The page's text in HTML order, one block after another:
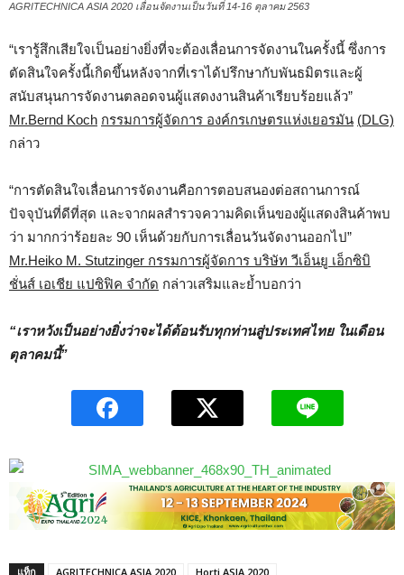
AGRITECHNICA ASIA 2020 เลื่อนจัดงานเป็นวันที่ 14-16 ตุลาคม 2563
“เรารู้สึกเสียใจเป็นอย่างยิ่งที่จะต้องเลื่อนการจัดงานในครั้งนี้ ซึ่งการ
ตัดสินใจครั้งนี้เกิดขึ้นหลังจากที่เราได้ปรึกษากับพันธมิตรและผู้
สนับสนุนการจัดงานตลอดจนผู้แสดงงานสินค้าเรียบร้อยแล้ว”
Mr.Bernd Koch กรรมการผู้จัดการ องค์กรเกษตรแห่งเยอรมัน (DLG)
กล่าว
“การตัดสินใจเลื่อนการจัดงานคือการตอบสนองต่อสถานการณ์
ปัจจุบันที่ดีที่สุด และจากผลสำรวจความคิดเห็นของผู้แสดงสินค้าพบ
ว่า มากกว่าร้อยละ 90 เห็นด้วยกับการเลื่อนวันจัดงานออกไป”
Mr.Heiko M. Stutzinger กรรมการผู้จัดการ บริษัท วีเอ็นยู เอ็กซิบิ
ชั่นส์ เอเชีย แปซิฟิค จำกัด กล่าวเสริมและย้ำบอกว่า
“เราหวังเป็นอย่างยิ่งว่าจะได้ต้อนรับทุกท่านสู่ประเทศไทย ในเดือน
ตุลาคมนี้”
แท็ก AGRITECHNICA ASIA 2020
Horti ASIA 2020